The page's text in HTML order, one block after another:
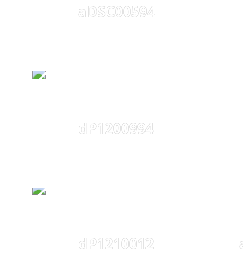
aDSC00594
dP1200994
dP1210012